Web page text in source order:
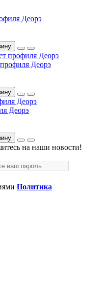
Деорэ
Деорэ
Деорэ
на наши новости!
Политика